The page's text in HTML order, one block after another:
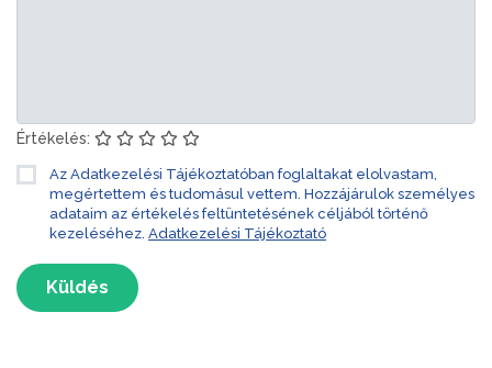
Értékelés:
Az Adatkezelési Tájékoztatóban foglaltakat elolvastam,
megértettem és tudomásul vettem. Hozzájárulok személyes
adataim az értékelés feltüntetésének céljából történő
kezeléséhez. Adatkezelési Tájékoztató
Küldés